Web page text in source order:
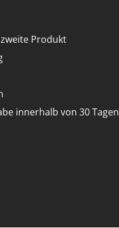
Produkt
innerhalb von 30 Tagen